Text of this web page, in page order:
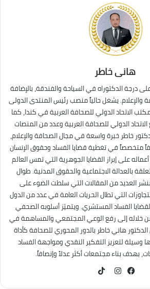
هانى خاطر
درجة الدكتوراه في السياحة والفندقة، بالإضافة
والإعلام. يشغل حالياً منصب رئيس المنتدى الدولى
الاتحاد الدولي للصحافة العربية في كندا، كما
الدولي للصحافة العربية وعدد من المنصات
خاطر خبرة واسعة في مجال الصحافة والإعلام،
متخصصاً في تغطية قضايا الفساد وحقوق الإنسان
على إبراز القضايا الجوهرية التي تمس العالم
بالعدالة الاجتماعية والحقوق المدنية. طوال
العديد من المقالات التي سلطت الضوء على
التي تطال الحريات العامة في عدد من الدول
لقضايا الفساد المستشري. ويتميّز أسلوبه الصحفي
من خلاله إلى رفع الوعي المجتمعي والمساهمة في
هاني خاطر بالدور المحوري للصحافة كأداة
وسيلة لتعزيز التفكير النقدي ومواجهة الفساد
بهدف بناء مجتمعات أكثر عدلاً وإنصافاً.